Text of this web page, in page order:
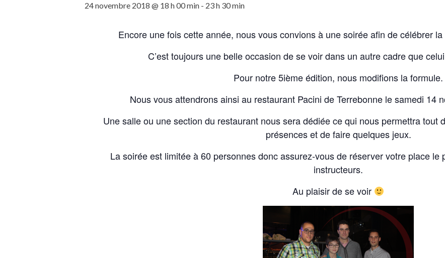
24 novembre 2018 @ 18 h 00 min - 23 h 30 min
Encore une fois cette année, nous vous convions à une soirée afin de célébrer
C’est toujours une belle occasion de se voir dans un autre cadre que
Pour notre 5ième édition, nous modifions la formule.
Nous vous attendrons ainsi au restaurant Pacini de Terrebonne le samedi 14
Une salle ou une section du restaurant nous sera dédiée ce qui nous permettra tout
présences et de faire quelques jeux.
La soirée est limitée à 60 personnes donc assurez-vous de réserver votre place le
instructeurs.
Au plaisir de se voir